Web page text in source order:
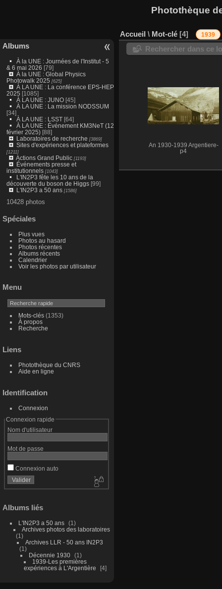
Photothèque
Albums
À la UNE : Journées de l'Institut - 5
& 6 mai 2026 [79]
À la UNE : Global Physics
Photowalk 2025 [625]
À LA UNE : La conférence EPS-HEP
2025 [1085]
À LA UNE : JUNO [45]
À LA UNE : La mission NODSSUM
[34]
À LA UNE : LSST[64]
À LA UNE : Événement KM3NeT (12
février 2025)[88]
Laboratoires de recherche [3869]
Sites d'expériences et plateformes
[1211]
Actions Grand Public[1193]
Événements presse et
institutionnels[1043]
L'IN2P3 fête les 10 ans de la
découverte du boson de Higgs[99]
L'IN2P3 a 50 ans[1586]
10428 photos
Spéciales
Plus vues
Photos au hasard
Photos récentes
Albums récents
Calendrier
Voir les photos par utilisateur
Menu
Mots-clés(1353)
À propos
Recherche
Liens
Photothèque du CNRS
Aide en ligne
Identification
Connexion
Connexion rapide
Nom d'utilisateur
Mot de passe
Connexion auto
Albums liés
L'IN2P3 a 50 ans
1
Archives photos des laboratoires
1
Archives LLR - 50 ans IN2P3
1
Décennie 1930
1
1939-Les premières
expériences à L'Argentière
4
Accueil \ Mot-clé 4 1939
Rechercher dans ce
An 1930-1939 Argentiere-
p4